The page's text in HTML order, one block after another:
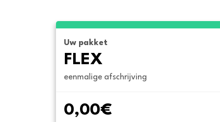
Uw pakket
FLEX
eenmalige afschrijving
0,00€